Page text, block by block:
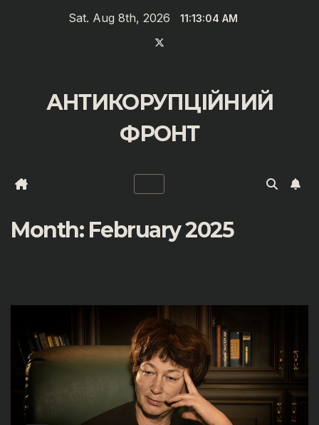
Sat. Aug 8th, 2026 11:13:05 AM
АНТИКОРУПЦІЙНИЙ
ФРОНТ
Month: February 2025